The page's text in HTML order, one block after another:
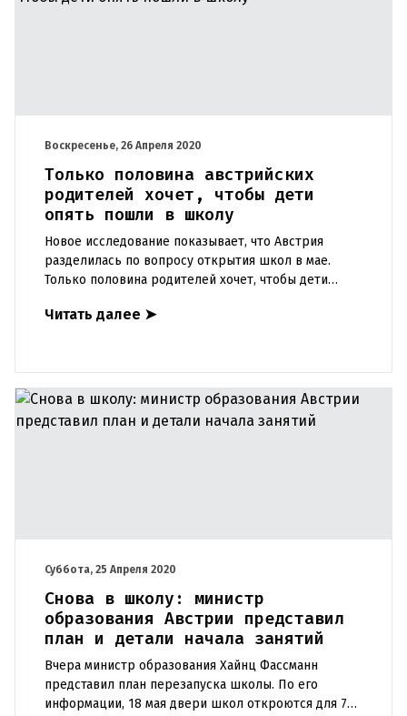
Воскресенье, 26 Апреля 2020
Только половина австрийских
родителей хочет, чтобы дети
опять пошли в школу
Новое исследование показывает, что Австрия
разделилась по вопросу открытия школ в мае.
Только половина родителей хочет, чтобы дети
родителей детей в возр
Читать далее ➤
Суббота, 25 Апреля 2020
Снова в школу: министр
образования Австрии представил
план и детали начала занятий
Вчера министр образования Хайнц Фассманн
представил план перезапуска школы. По его
информации, 18 мая двери школ откроются для 700